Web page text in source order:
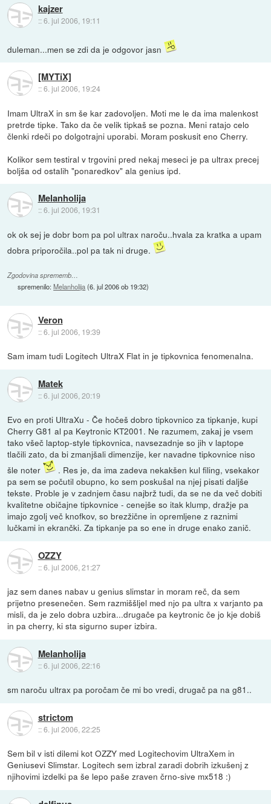
kajzer
::6. jul 2006, 19:11
duleman...men se zdi da je odgovor jasn
[MYTiX]
::6. jul 2006, 19:24
Imam UltraX in sm še kar zadovoljen. Moti me le da ima malenkost
pretrde tipke. Tako da če velik tipkaš se pozna. Meni ratajo celo
členki rdeči po dolgotrajni uporabi. Moram poskusit eno Cherry.
Kolikor sem testiral v trgovini pred nekaj meseci je pa ultrax precej
boljša od ostalih "ponaredkov" ala genius ipd.
Melanholija
::6. jul 2006, 19:31
ok ok sej je dobr bom pa pol ultrax naroču..hvala za kratka a upam
dobra priporočila..pol pa tak ni druge.
Zgodovina sprememb…
spremenilo:Melanholija(6. jul 2006 ob 19:32)
Veron
::6. jul 2006, 19:39
Sam imam tudi Logitech UltraX Flat in je tipkovnica fenomenalna.
Matek
::6. jul 2006, 20:19
Evo en proti UltraXu - Če hočeš dobro tipkovnico za tipkanje, kupi
Cherry G81 al pa Keytronic KT2001. Ne razumem, zakaj je vsem
tako všeč laptop-style tipkovnica, navsezadnje so jih v laptope
tlačili zato, da bi zmanjšali dimenzije, ker navadne tipkovnice niso
šle noter
. Res je, da ima zadeva nekakšen kul filing, vsekakor
pa sem se počutil obupno, ko sem poskušal na njej pisati daljše
tekste. Proble je v zadnjem času najbrž tudi, da se ne da več dobiti
kvalitetne običajne tipkovnice - cenejše so itak klump, dražje pa
imajo zgolj več knofkov, so brezžične in opremljene z raznimi
lučkami in ekrančki. Za tipkanje pa so ene in druge enako zanič.
OZZY
::6. jul 2006, 21:27
jaz sem danes nabav u genius slimstar in moram reč, da sem
prijetno presenečen. Sem razmiššljel med njo pa ultra x varjanto pa
misli, da je zelo dobra uzbira...drugače pa keytronic če jo kje dobiš
in pa cherry, ki sta sigurno super izbira.
Melanholija
::6. jul 2006, 22:16
sm naroču ultrax pa poročam če mi bo vredi, drugač pa na g81..
strictom
::6. jul 2006, 22:25
Sem bil v isti dilemi kot OZZY med Logitechovim UltraXem in
Geniusevi Slimstar. Logitech sem izbral zaradi dobrih izkušenj z
njihovimi izdelki pa še lepo paše zraven črno-sive mx518 :)